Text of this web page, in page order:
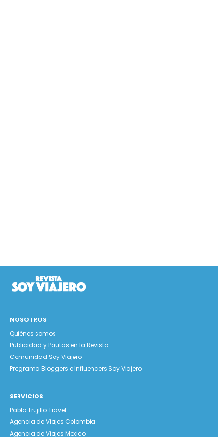
NOSOTROS
Quiénes somos
Publicidad y Pautas en la Revista
Comunidad Soy Viajero
Programa Bloggers e Influencers Soy Viajero
SERVICIOS
Pablo Trujillo Travel
Agencia de Viajes Colombia
Agencia de Viajes Mexico